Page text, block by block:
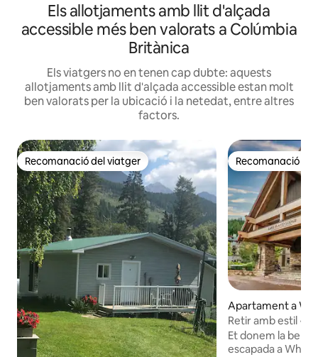
Els allotjaments amb llit d'alçada
accessible més ben valorats a Colúmbia
Britànica
Els viatgers no en tenen cap dubte: aquests
allotjaments amb llit d'alçada accessible estan molt
ben valorats per la ubicació i la netedat, entre altres
factors.
Recomanació del viatger
Recomanació del viatger Recomanació
Recomanació
Apartament a
Retir amb estil •
Piscina i banyera
Et donem la
escapada a